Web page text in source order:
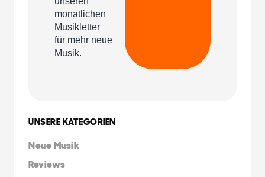
UNSERE KATEGORIEN
Neue Musik
Reviews